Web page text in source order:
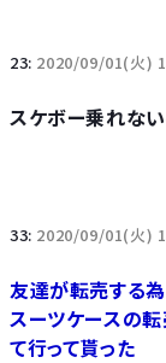
23: 2020/09/01(火)
スケボー乗れな
33: 2020/09/01(火)
友達が転売する
スーツケースの
て行って貰った